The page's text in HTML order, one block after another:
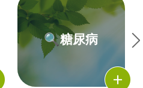
🔍糖尿病